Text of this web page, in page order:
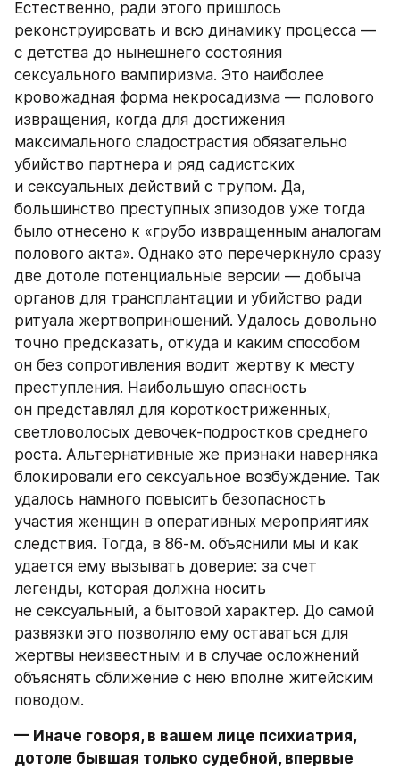
Естественно, ради этого пришлось
реконструировать и всю динамику процесса —
с детства до нынешнего состояния
сексуального вампиризма. Это наиболее
кровожадная форма некросадизма — полового
извращения, когда для достижения
максимального сладострастия обязательно
убийство партнера и ряд садистских
и сексуальных действий с трупом. Да,
большинство преступных эпизодов уже тогда
было отнесено к «грубо извращенным аналогам
полового акта». Однако это перечеркнуло сразу
две дотоле потенциальные версии — добыча
органов для трансплантации и убийство ради
ритуала жертвоприношений. Удалось довольно
точно предсказать, откуда и каким способом
он без сопротивления водит жертву к месту
преступления. Наибольшую опасность
он представлял для короткостриженных,
светловолосых девочек-подростков среднего
роста. Альтернативные же признаки наверняка
блокировали его сексуальное возбуждение. Так
удалось намного повысить безопасность
участия женщин в оперативных мероприятиях
следствия. Тогда, в 86-м. объяснили мы и как
удается ему вызывать доверие: за счет
легенды, которая должна носить
не сексуальный, а бытовой характер. До самой
развязки это позволяло ему оставаться для
жертвы неизвестным и в случае осложнений
объяснять сближение с нею вполне житейским
поводом.
— Иначе говоря, в вашем лице психиатрия,
дотоле бывшая только судебной, впервые